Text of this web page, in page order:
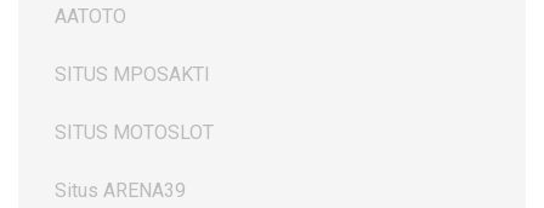
AATOTO
SITUS MPOSAKTI
SITUS MOTOSLOT
Situs ARENA39